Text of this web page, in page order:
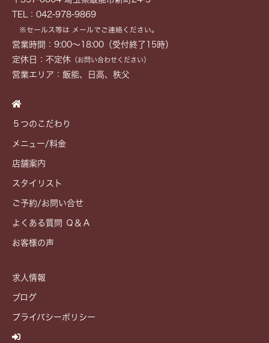
TEL：042-978-9869
※セールス等は メールでご連絡ください。
営業時間：9:00～18:00（受付終了15時）
定休日：不定休 （お問い合わせください）
営業エリア：飯能、日高、秩父
５つのこだわり
メニュー/料金
店舗案内
スタイリスト
ご予約/お問い合せ
よくある質問 Ｑ＆Ａ
お客様の声
求人情報
ブログ
プライバシーポリシー